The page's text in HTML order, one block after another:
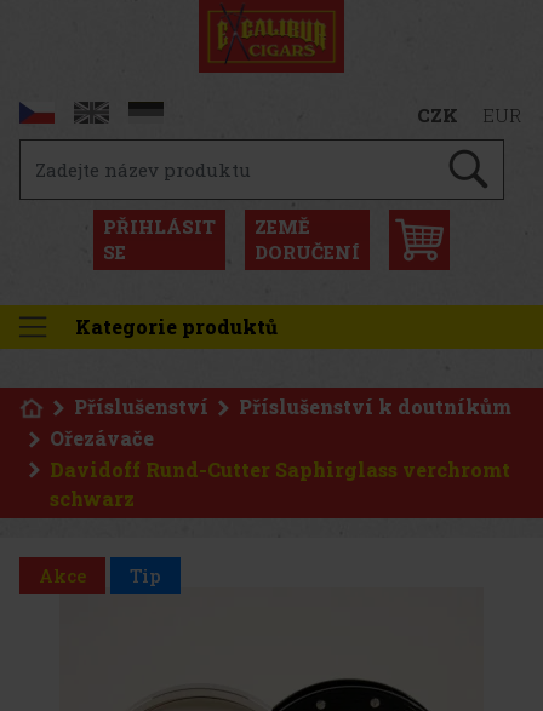
CZK EUR
PŘIHLÁSIT
SE
ZEMĚ
DORUČENÍ
Kategorie produktů
Příslušenství
Příslušenství k doutníkům
Ořezávače
Davidoff Rund-Cutter Saphirglass verchromt
schwarz
Akce Tip